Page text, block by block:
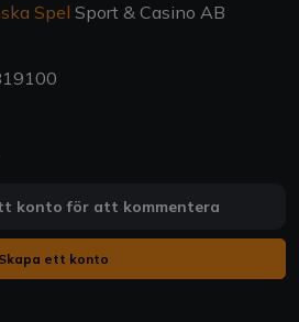
Spel Sport & Casino AB
konto för att kommentera
Skapa ett konto